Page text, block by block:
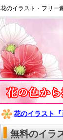
花のイラスト・フリー
花のイラスト
無料のイラ